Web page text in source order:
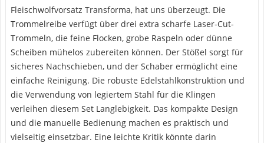
Fleischwolfvorsatz Transforma, hat uns überzeugt. Die
Trommelreibe verfügt über drei extra scharfe Laser-Cut-
Trommeln, die feine Flocken, grobe Raspeln oder dünne
Scheiben mühelos zubereiten können. Der Stößel sorgt für
sicheres Nachschieben, und der Schaber ermöglicht eine
einfache Reinigung. Die robuste Edelstahlkonstruktion und
die Verwendung von legiertem Stahl für die Klingen
verleihen diesem Set Langlebigkeit. Das kompakte Design
und die manuelle Bedienung machen es praktisch und
vielseitig einsetzbar. Eine leichte Kritik könnte darin